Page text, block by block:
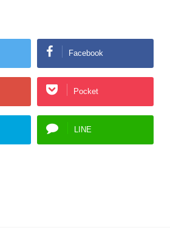
Facebook
Pocket
LINE